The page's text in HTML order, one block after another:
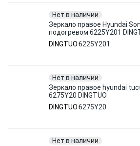
Нет в наличии
Зеркало правое Hyundai
подогревом 6225Y201
DINGTUO6225Y201
Нет в наличии
Зеркало правое hyundai
6275Y20 DINGTUO
DINGTUO6275Y20
Нет в наличии